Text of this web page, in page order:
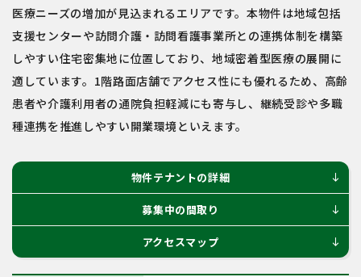
医療ニーズの増加が見込まれるエリアです。本物件は地域包括
支援センターや訪問介護・訪問看護事業所との連携体制を構築
しやすい住宅密集地に位置しており、地域密着型医療の展開に
適しています。1階路面店舗でアクセス性にも優れるため、高齢
患者や介護利用者の通院負担軽減にも寄与し、継続受診や多職
種連携を推進しやすい開業環境といえます。
物件テナントの詳細 south
募集中の間取り south
アクセスマップ south